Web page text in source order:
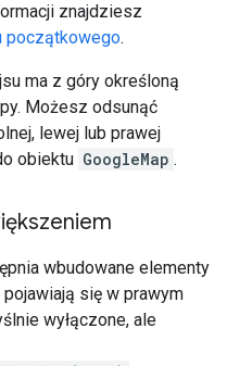
znajdziesz
początkowego.
ma z góry określoną
Możesz odsunąć
lewej lub prawej
obiektu GoogleMap .
wbudowane elementy
się w prawym
wyłączone, ale